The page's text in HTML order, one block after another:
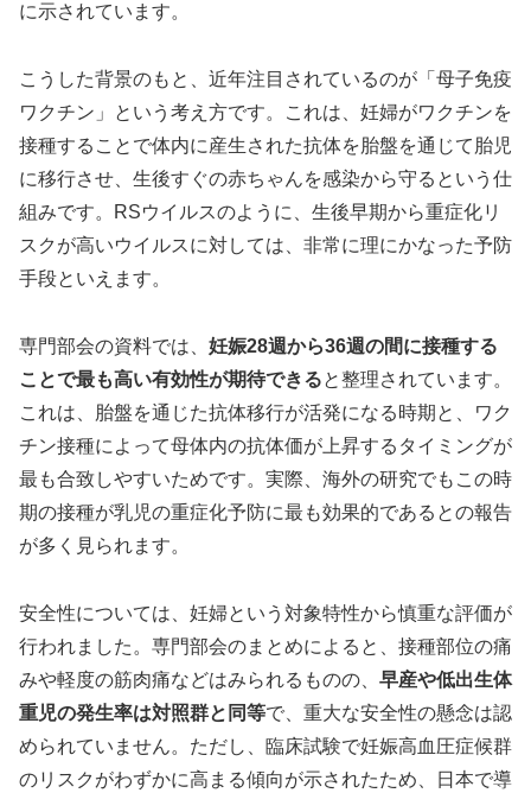
に示されています。
こうした背景のもと、近年注目されているのが「母子免疫
ワクチン」という考え方です。これは、妊婦がワクチンを
接種することで体内に産生された抗体を胎盤を通じて胎児
に移行させ、生後すぐの赤ちゃんを感染から守るという仕
組みです。RSウイルスのように、生後早期から重症化リ
スクが高いウイルスに対しては、非常に理にかなった予防
手段といえます。
専門部会の資料では、 妊娠28週から36週の間に接種する
ことで最も高い有効性が期待できると整理されています。
これは、胎盤を通じた抗体移行が活発になる時期と、ワク
チン接種によって母体内の抗体価が上昇するタイミングが
最も合致しやすいためです。実際、海外の研究でもこの時
期の接種が乳児の重症化予防に最も効果的であるとの報告
が多く見られます。
安全性については、妊婦という対象特性から慎重な評価が
行われました。専門部会のまとめによると、接種部位の痛
みや軽度の筋肉痛などはみられるものの、 早産や低出生体
重児の発生率は対照群と同等で、重大な安全性の懸念は認
められていません。ただし、臨床試験で妊娠高血圧症候群
のリスクがわずかに高まる傾向が示されたため、日本で導